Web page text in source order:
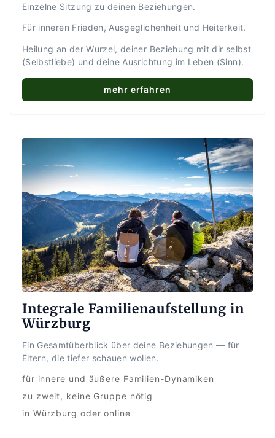
Einzelne Sitzung zu deinen Beziehungen.
Für inneren Frieden, Ausgeglichenheit und Heiterkeit.
Heilung an der Wurzel, deiner Beziehung mit dir selbst
(Selbstliebe) und deine Ausrichtung im Leben (Sinn).
mehr erfahren
Integrale Familienaufstellung in
Würzburg
Ein Gesamtüberblick über deine Beziehungen — für
Eltern, die tiefer schauen wollen.
für innere und äußere Familien-Dynamiken
zu zweit, keine Gruppe nötig
in Würzburg oder online